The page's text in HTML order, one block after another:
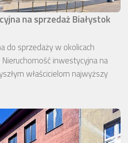
na sprzedaż Białystok
do sprzedaży w okolicach
Nieruchomość inwestycyjna na
właścicielom najwyższy